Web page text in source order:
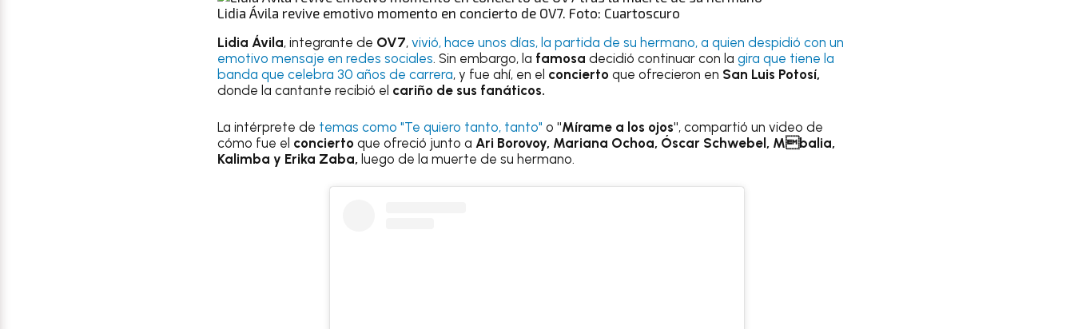
Lidia Ávila revive emotivo momento en concierto de OV7. Foto: Cuartoscuro
Lidia Ávila, integrante de OV7, vivió, hace unos días, la partida de su hermano, a quien despidió con un
emotivo mensaje en redes sociales. Sin embargo, la famosa decidió continuar con la gira que tiene la
banda que celebra 30 años de carrera, y fue ahí, en el concierto que ofrecieron en San Luis Potosí,
donde la cantante recibió el cariño de sus fanáticos.
La intérprete de temas como "Te quiero tanto, tanto" o "Mírame a los ojos", compartió un video de
cómo fue el concierto que ofreció junto a Ari Borovoy, Mariana Ochoa, Óscar Schwebel, Mbalia,
Kalimba y Erika Zaba, luego de la muerte de su hermano.